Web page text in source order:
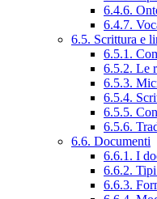
6.4.6.
6.4.7.
6.5. Scrittura e
6.5.1.
6.5.2. Le
6.5.3.
6.5.4.
6.5.5.
6.5.6.
6.6. Documenti
6.6.1. I
6.6.2.
6.6.3.